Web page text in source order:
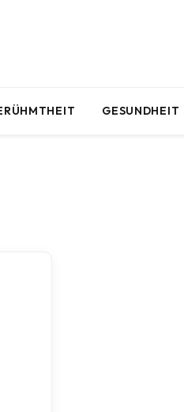
GESUNDHEIT